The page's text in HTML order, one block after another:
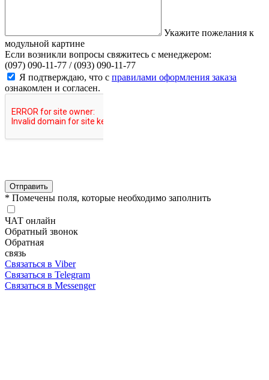
Укажите пожелания к
модульной картине
Если возникли вопросы свяжитесь с менеджером:
(097) 090-11-77 /(093) 090-11-77
Я подтверждаю, что с правилами оформления заказа
ознакомлен и согласен.
Отправить
* Помечены поля, которые необходимо заполнить
ЧАТ онлайн
Обратный звонок
Обратная
связь
Связаться в Viber
Связаться в Telegram
Связаться в Messenger